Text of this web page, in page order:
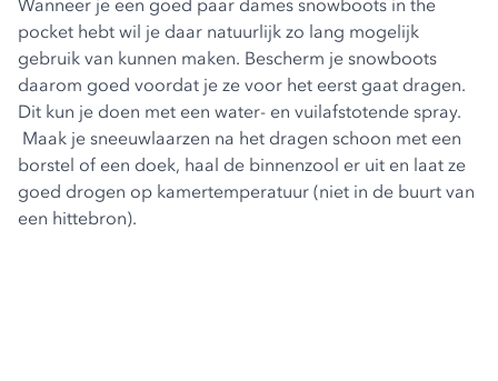
pocket hebt wil je daar natuurlijk zo lang mogelijk
gebruik van kunnen maken. Bescherm je snowboots
daarom goed voordat je ze voor het eerst gaat dragen.
Dit kun je doen met een water- en vuilafstotende spray.
Maak je sneeuwlaarzen na het dragen schoon met een
borstel of een doek, haal de binnenzool er uit en laat ze
goed drogen op kamertemperatuur (niet in de buurt van
een hittebron).